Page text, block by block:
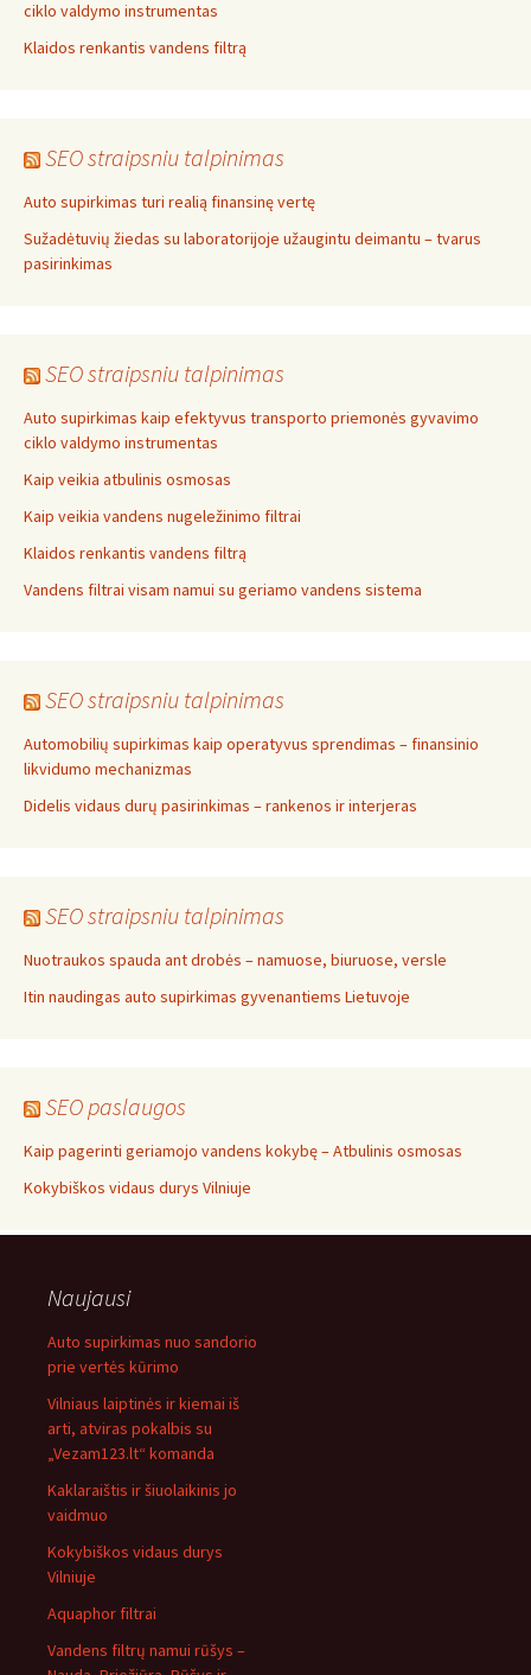
ciklo valdymo instrumentas
Klaidos renkantis vandens filtrą
SEO straipsniu talpinimas
Auto supirkimas turi realią finansinę vertę
Sužadėtuvių žiedas su laboratorijoje užaugintu deimantu – tvarus
pasirinkimas
SEO straipsniu talpinimas
Auto supirkimas kaip efektyvus transporto priemonės gyvavimo
ciklo valdymo instrumentas
Kaip veikia atbulinis osmosas
Kaip veikia vandens nugeležinimo filtrai
Klaidos renkantis vandens filtrą
Vandens filtrai visam namui su geriamo vandens sistema
SEO straipsniu talpinimas
Automobilių supirkimas kaip operatyvus sprendimas – finansinio
likvidumo mechanizmas
Didelis vidaus durų pasirinkimas – rankenos ir interjeras
SEO straipsniu talpinimas
Nuotraukos spauda ant drobės – namuose, biuruose, versle
Itin naudingas auto supirkimas gyvenantiems Lietuvoje
SEO paslaugos
Kaip pagerinti geriamojo vandens kokybę – Atbulinis osmosas
Kokybiškos vidaus durys Vilniuje
Naujausi
Auto supirkimas nuo sandorio
prie vertės kūrimo
Vilniaus laiptinės ir kiemai iš
arti, atviras pokalbis su
„Vezam123.lt“ komanda
Kaklaraištis ir šiuolaikinis jo
vaidmuo
Kokybiškos vidaus durys
Vilniuje
Aquaphor filtrai
Vandens filtrų namui rūšys –